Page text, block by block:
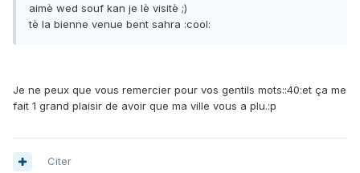
aimè wed souf kan je lè visitè ;)
tè la bienne venue bent sahra :cool:
Je ne peux que vous remercier pour vos gentils mots::40:et ça me
fait 1 grand plaisir de avoir que ma ville vous a plu.:p
Citer